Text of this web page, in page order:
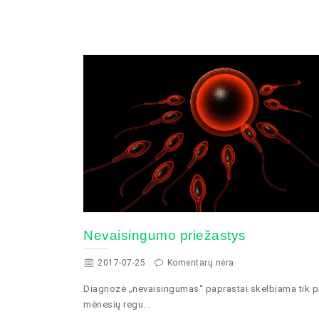
Nevaisingumo priežastys
2017-07-25 Komentarų nėra
Diagnozė „nevaisingumas“ paprastai skelbiama tik
mėnesių regu...